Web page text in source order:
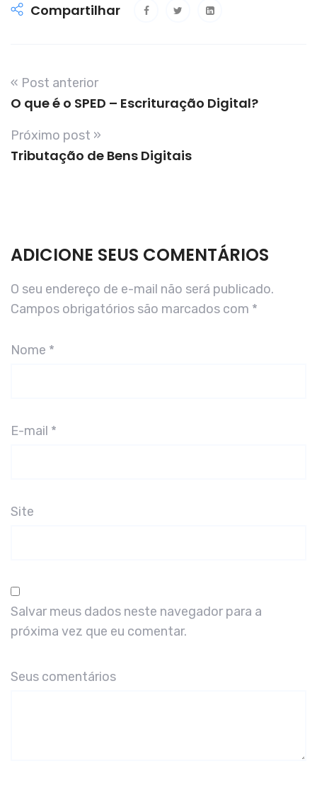
Compartilhar
« Post anterior
O que é o SPED – Escrituração Digital?
Próximo post »
Tributação de Bens Digitais
ADICIONE SEUS COMENTÁRIOS
O seu endereço de e-mail não será publicado.
Campos obrigatórios são marcados com *
Nome *
E-mail *
Site
Salvar meus dados neste navegador para a
próxima vez que eu comentar.
Seus comentários